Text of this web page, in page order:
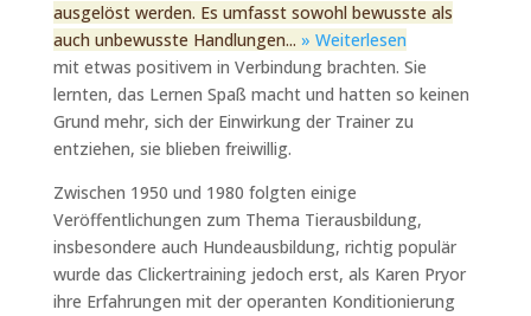
ausgelöst werden. Es umfasst sowohl bewusste als
auch unbewusste Handlungen... » Weiterlesen
mit etwas positivem in Verbindung brachten. Sie
lernten, das Lernen Spaß macht und hatten so keinen
Grund mehr, sich der Einwirkung der Trainer zu
entziehen, sie blieben freiwillig.
Zwischen 1950 und 1980 folgten einige
Veröffentlichungen zum Thema Tierausbildung,
insbesondere auch Hundeausbildung, richtig populär
wurde das Clickertraining jedoch erst, als Karen Pryor
ihre Erfahrungen mit der operanten Konditionierung